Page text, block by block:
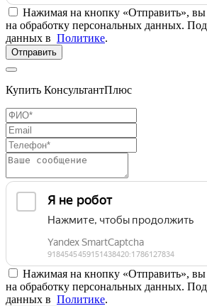
Нажимая на кнопку «Отправить», вы
на обработку персональных данных.
данных в Политике.
Отправить
Купить КонсультантПлюс
Нажимая на кнопку «Отправить», вы
на обработку персональных данных.
данных в Политике.